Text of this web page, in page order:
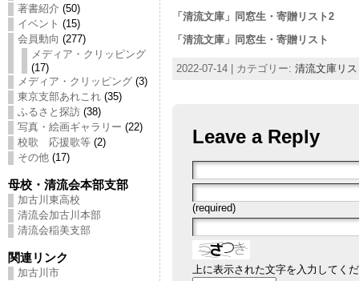
著書紹介 (50)
イベント (15)
会員動向 (277)
メディア・クリッピング
(17)
メディア・クリッピング (3)
東京支部あれこれ (35)
ふるさと探訪 (38)
写真・絵画ギャラリー (22)
校歌 応援歌等 (2)
その他 (17)
母校・清流会本部支部
加古川東高校
清流会加古川本部
清流会稲美支部
関連リンク
加古川市
「清流文庫」同窓生・寄贈リスト2
「清流文庫」同窓生・寄贈リスト
2022-07-14 | カテゴリー: 清流文庫リ
Leave a Reply
(required)
上に表示された文字を入力してく